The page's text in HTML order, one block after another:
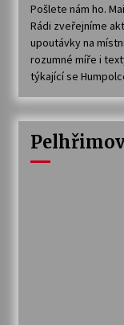
Pošlete nám ho.
Rádi zveřejníme
upoutávky na
rozumné míře i
týkající se